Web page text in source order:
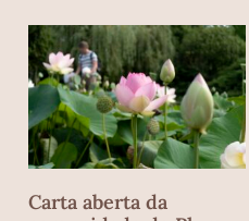
Carta aberta da